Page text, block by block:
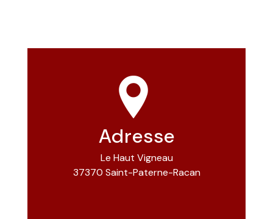
Adresse
Le Haut Vigneau
37370 Saint-Paterne-Racan